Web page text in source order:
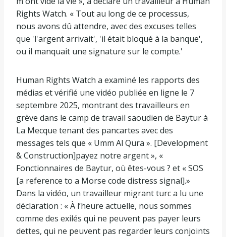
Rights Watch. « Tout au long de ce processus,
nous avons dû attendre, avec des excuses telles
que 'l'argent arrivait', 'il était bloqué à la banque',
ou il manquait une signature sur le compte.'
Human Rights Watch a examiné les rapports des
médias et vérifié une vidéo publiée en ligne le 7
septembre 2025, montrant des travailleurs en
grève dans le camp de travail saoudien de Baytur à
La Mecque tenant des pancartes avec des
messages tels que « Umm Al Qura ». [Development
& Construction]payez notre argent », «
Fonctionnaires de Baytur, où êtes-vous ? et « SOS
[a reference to a Morse code distress signal].»
Dans la vidéo, un travailleur migrant turc a lu une
déclaration : « À l’heure actuelle, nous sommes
comme des exilés qui ne peuvent pas payer leurs
dettes, qui ne peuvent pas regarder leurs conjoints